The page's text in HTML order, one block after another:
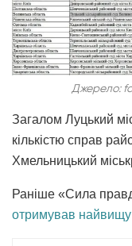
Джерело:
Загалом Луцький
кількістю справ
Хмельницький
Раніше «Сила
отримував